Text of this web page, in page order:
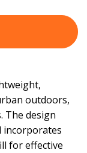
outdoors,
The design
incorporates
for effective